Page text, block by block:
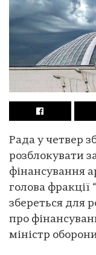
Рада у четвер
розблокувати
фінансування
голова фракції
збереться для
про
міністр